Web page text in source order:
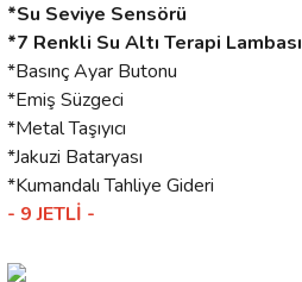
*Su Seviye Sensörü
*7 Renkli Su Altı Terapi Lambası
*Basınç Ayar Butonu
*Emiş Süzgeci
*Metal Taşıyıcı
*Jakuzi Bataryası
*Kumandalı Tahliye Gideri
- 9 JETLİ -